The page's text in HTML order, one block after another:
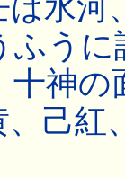
は水
ふう
神の
己紅